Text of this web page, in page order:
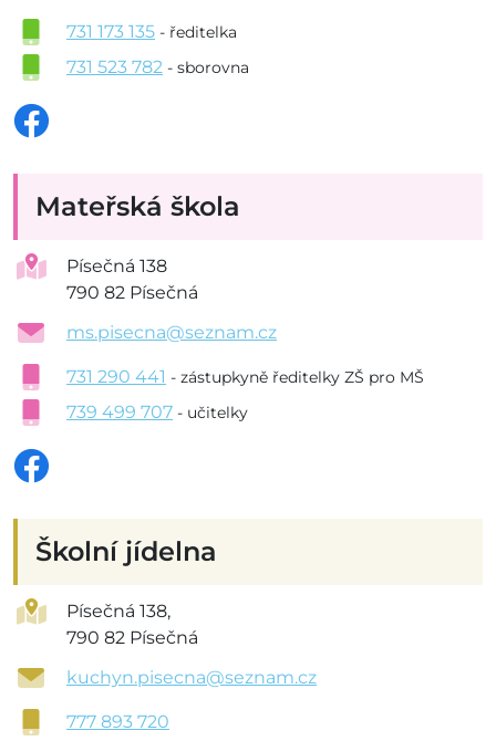
731 173 135 - ředitelka
731 523 782 - sborovna
Mateřská škola
Písečná 138
790 82 Písečná
ms.pisecna@seznam.cz
731 290 441 - zástupkyně ředitelky ZŠ pro MŠ
739 499 707 - učitelky
Školní jídelna
Písečná 138,
790 82 Písečná
kuchyn.pisecna@seznam.cz
777 893 720